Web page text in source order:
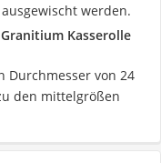
werden.
Kasserolle
Durchmesser von 24
den mittelgrößen